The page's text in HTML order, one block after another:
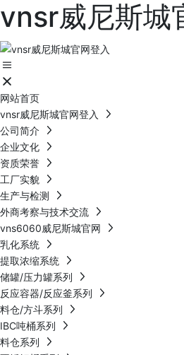
vnsr威尼斯城
网站首页
vnsr威尼斯城官网登入
公司简介
企业文化
资质荣誉
工厂实貌
生产与检测
外商考察与技术交流
vns6060威尼斯城官网
乳化系统
提取浓缩系统
储罐/压力罐系列
反应容器/反应釜系列
料仓/方斗系列
IBC吨桶系列
料仓系列